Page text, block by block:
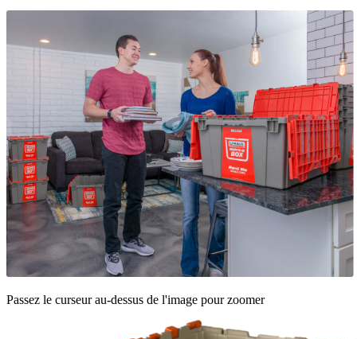
Passez le curseur au-dessus de l'image pour zoomer